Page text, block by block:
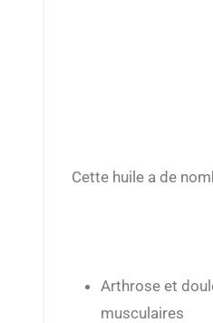
Cette huile a de
Arthrose et
musculaires